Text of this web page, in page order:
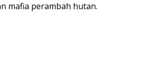
mafia perambah hutan.